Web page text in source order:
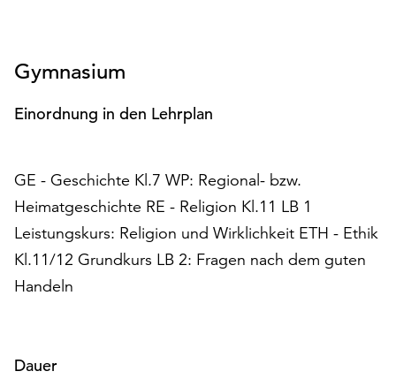
Weitere
finden
unserer
Datenschutzerklärung
oder
dem
Impressum
.
Gymnasium
Einordnung in den Lehrplan
GE - Geschichte Kl.7 WP: Regional- bzw.
Heimatgeschichte RE - Religion Kl.11 LB 1
Leistungskurs: Religion und Wirklichkeit ETH - Ethik
Kl.11/12 Grundkurs LB 2: Fragen nach dem guten
Handeln
Dauer